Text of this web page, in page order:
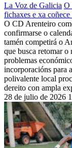
La Voz de Galicia O
fichaxes e xa
O CD Arenteiro
confirmarse o
tamén competirá o
que busca retomar o
problemas
incorporacións para
polivalente local
dereito con ampla
28 de julio de 2026